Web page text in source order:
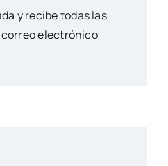
y recibe todas las
electrónico